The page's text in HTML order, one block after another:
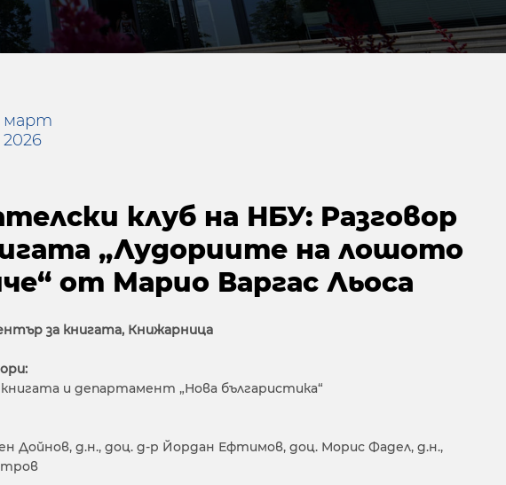
март
2026
клуб на НБУ: Разговор
„Лудориите на лошото
от Марио Варгас Льоса
за книгата, Книжарница
и департамент „Нова българистика“
Дойнов, д.н., доц. д-р Йордан Ефтимов, доц. Морис Фадел, д.н.,